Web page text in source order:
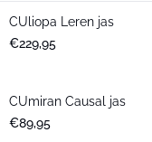
Nieuws
CUliopa Leren jas
€229,95
Nieuws
CUmiran Causal jas
€89,95